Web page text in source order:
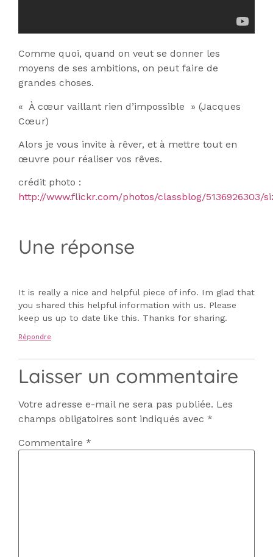
Comme quoi, quand on veut se donner les
moyens de ses ambitions, on peut faire de
grandes choses.
« À cœur vaillant rien d’impossible » (Jacques
Cœur)
Alors je vous invite à rêver, et à mettre tout en
œuvre pour réaliser vos rêves.
crédit photo :
http://www.flickr.com/photos/classblog/5136926303/
Une réponse
It is really a nice and helpful piece of info. Im glad that
you shared this helpful information with us. Please
keep us up to date like this. Thanks for sharing.
Répondre
Laisser un commentaire
Votre adresse e-mail ne sera pas publiée. Les
champs obligatoires sont indiqués avec *
Commentaire *